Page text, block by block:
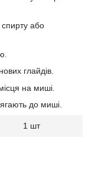
або
глайдів.
на миші.
до миші.
1 шт